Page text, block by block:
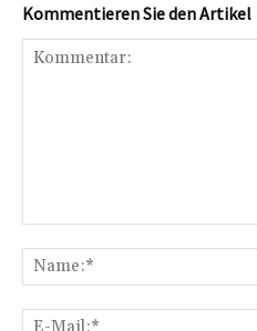
Kommentieren Sie den Artikel